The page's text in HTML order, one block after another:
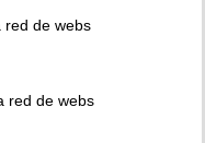
red de webs
red de webs